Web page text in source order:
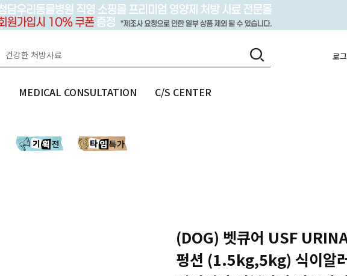
로
MEDICAL CONSULTATION C/S CENTER
(DOG) 벳큐어 USF
펑션 (1.5kg,5kg) 식이알